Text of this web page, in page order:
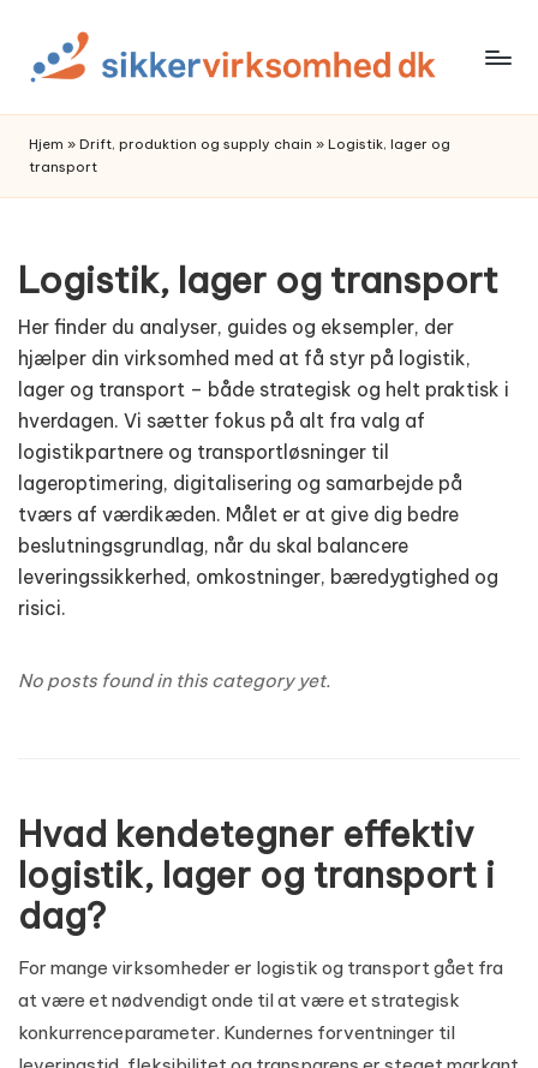
content
Hjem » Drift, produktion og supply chain » Logistik, lager og
transport
Logistik, lager og transport
Her finder du analyser, guides og eksempler, der
hjælper din virksomhed med at få styr på logistik,
lager og transport – både strategisk og helt praktisk i
hverdagen. Vi sætter fokus på alt fra valg af
logistikpartnere og transportløsninger til
lageroptimering, digitalisering og samarbejde på
tværs af værdikæden. Målet er at give dig bedre
beslutningsgrundlag, når du skal balancere
leveringssikkerhed, omkostninger, bæredygtighed og
risici.
No posts found in this category yet.
Hvad kendetegner effektiv
logistik, lager og transport i
dag?
For mange virksomheder er logistik og transport gået fra
at være et nødvendigt onde til at være et strategisk
konkurrenceparameter. Kundernes forventninger til